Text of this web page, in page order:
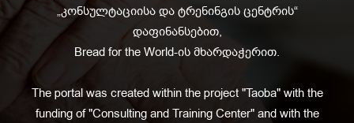
„კონსულტაციისა და ტრენინგის ცენტრის“
დაფინანსებით,
Bread for the World-ის მხარდაჭერით.
The portal was created within the project "Taoba" with the
funding of "Consulting and Training Center" and with the